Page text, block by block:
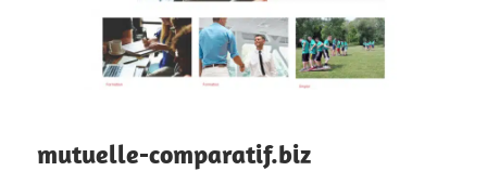
mutuelle-comparatif.biz